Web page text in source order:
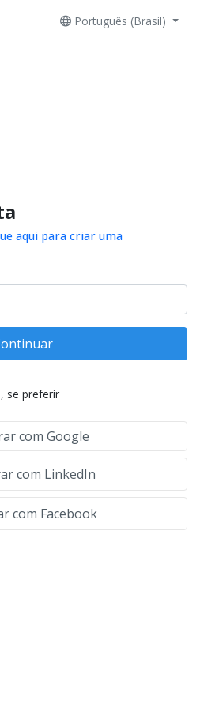
Português (Brasil)
aqui para criar uma
se preferir
com Google
com LinkedIn
com Facebook